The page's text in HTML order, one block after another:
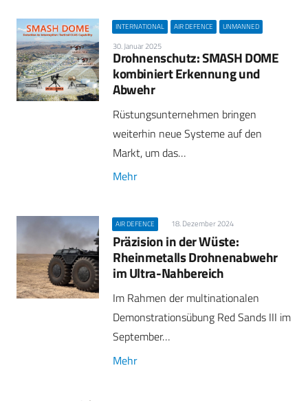
INTERNATIONAL AIR DEFENCE UNMANNED
30. Januar 2025
Drohnenschutz: SMASH DOME
kombiniert Erkennung und
Abwehr
Rüstungsunternehmen bringen
weiterhin neue Systeme auf den
Markt, um das…
Mehr
AIR DEFENCE 18. Dezember 2024
Präzision in der Wüste:
Rheinmetalls Drohnenabwehr
im Ultra-Nahbereich
Im Rahmen der multinationalen
Demonstrationsübung Red Sands III im
September…
Mehr